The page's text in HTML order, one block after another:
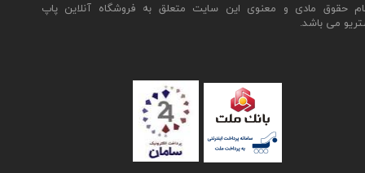
حقوق مادی و معنوی این سایت متعلق به فروشگاه آنلاین پاپ
می باشد.